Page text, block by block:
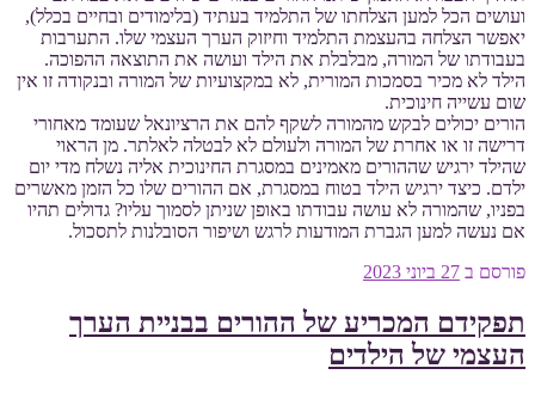
ועושים הכל למען הצלחתו של התלמיד בעתיד (בלימודים ובחיים בכלל),
יאפשר הצלחה בהעצמת התלמיד וחיזוק הערך העצמי שלו. התערבות
בעבודתו של המורה, מבלבלת את הילד ועושה את התוצאה ההפוכה.
הילד לא מכיר בסמכות המורית, לא במקצועיות של המורה ובנקודה זו אין
שום עשייה חינוכית.
הורים יכולים לבקש מהמורה לשקף להם את הרציונאל שעומד מאחורי
דרישה זו או אחרת של המורה ולעולם לא לבטלה לאלתר. מן הראוי
שהילד ירגיש שההורים מאמינים במסגרת החינוכית אליה נשלח מדי יום
ילדם. כיצד ירגיש הילד בטוח במסגרת, אם ההורים שלו כל הזמן מאשרים
בפניו, שהמורה לא עושה עבודתו באופן שניתן לסמוך עליו? גדולים תהיו
אם נעשה למען הגברת המודעות לרגש ושיפור הסובלנות לתסכול.
פורסם ב 27 ביוני 2023
תפקידם המכריע של ההורים בבניית הערך
העצמי של הילדים